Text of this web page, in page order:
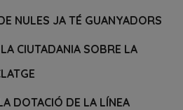
NULES JA TÉ GUANYADORS
CIUTADANIA SOBRE LA
DOTACIÓ DE LA LÍNEA